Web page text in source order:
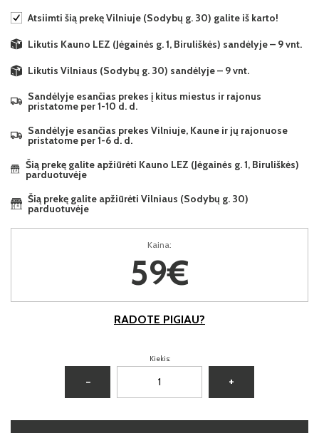
Atsiimti šią prekę Vilniuje (Sodybų g. 30) galite iš karto!
Likutis Kauno LEZ (Jėgainės g. 1, Biruliškės) sandėlyje – 9 vnt.
Likutis Vilniaus (Sodybų g. 30) sandėlyje – 9 vnt.
Sandėlyje esančias prekes į kitus miestus ir rajonus
pristatome per 1-10 d. d.
Sandėlyje esančias prekes Vilniuje, Kaune ir jų rajonuose
pristatome per 1-6 d. d.
Šią prekę galite apžiūrėti Kauno LEZ (Jėgainės g. 1, Biruliškės)
parduotuvėje
Šią prekę galite apžiūrėti Vilniaus (Sodybų g. 30)
parduotuvėje
Kaina:
59€
RADOTE PIGIAU?
Kiekis:
− +